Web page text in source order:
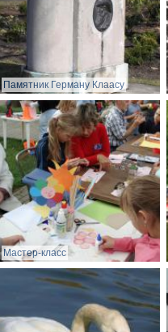
Памятник Герману Клаасу
Мастер-класс